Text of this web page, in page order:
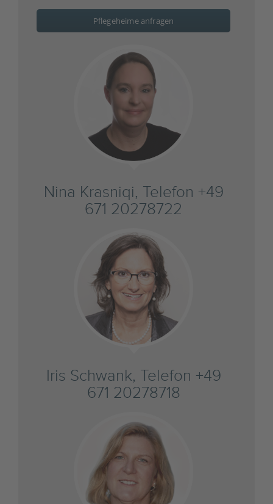
Pflegeheime anfragen
Nina Krasniqi, Telefon +49
671 20278722
Iris Schwank, Telefon +49
671 20278718